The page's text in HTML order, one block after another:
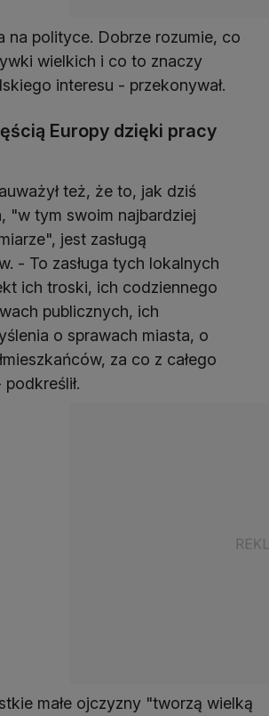
na polityce. Dobrze rozumie, co
wielkich i co to znaczy
interesu - przekonywał.
Europy dzięki pracy
też, że to, jak dziś
"w tym swoim najbardziej
jest zasługą
- To zasługa tych lokalnych
ich troski, ich codziennego
publicznych, ich
o sprawach miasta, o
za co z całego
małe ojczyzny "tworzą wielką